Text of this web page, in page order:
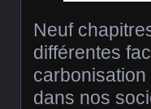
Neuf
différentes
dans nos